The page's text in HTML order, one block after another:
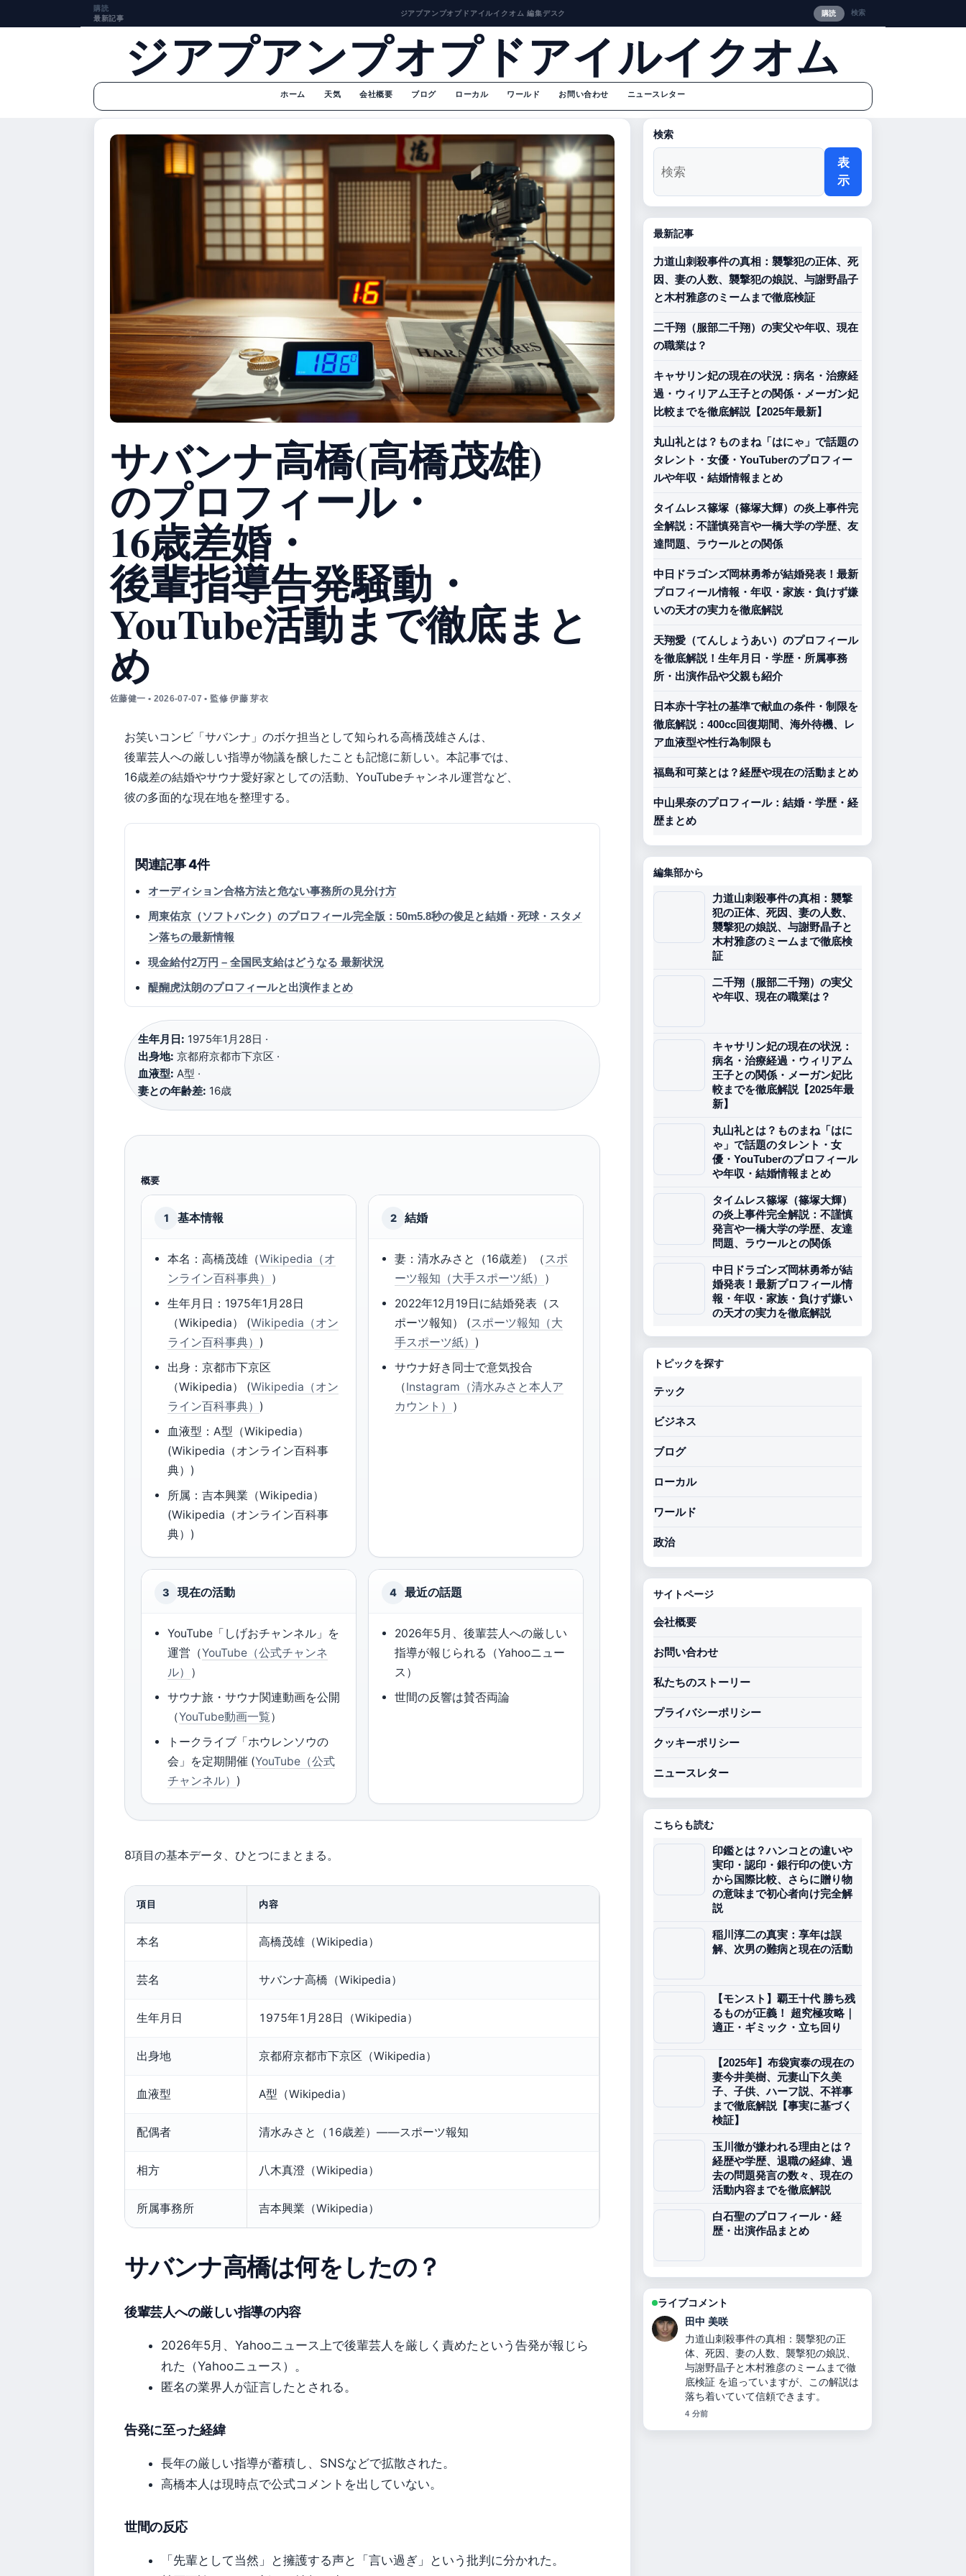
購読
最新記事
ジアプアンプオプドアイルイクオム 編集デスク 購読 検索
ジアプアンプオプドアイルイクオム
ホーム 天気 会社概要 ブログ ローカル ワールド お問い合わせ ニュースレター
サバンナ高橋(高橋茂雄)
のプロフィール・
16歳差婚・
後輩指導告発騒動・
YouTube活動まで徹底まと
め
佐藤健一 • 2026-07-07 • 監修 伊藤 芽衣
お笑いコンビ「サバンナ」のボケ担当として知られる高橋茂雄さんは、
後輩芸人への厳しい指導が物議を醸したことも記憶に新しい。本記事では、
16歳差の結婚やサウナ愛好家としての活動、YouTubeチャンネル運営など、
彼の多面的な現在地を整理する。
関連記事 4件
オーディション合格方法と危ない事務所の見分け方
周東佑京（ソフトバンク）のプロフィール完全版：50m5.8秒の俊足と結婚・死球・スタメ
ン落ちの最新情報
現金給付2万円 – 全国民支給はどうなる 最新状況
醍醐虎汰朗のプロフィールと出演作まとめ
生年月日: 1975年1月28日 ·
出身地: 京都府京都市下京区 ·
血液型: A型 ·
妻との年齢差: 16歳
概要
1 基本情報
本名：高橋茂雄（Wikipedia（オ
ンライン百科事典） ）
生年月日：1975年1月28日
（Wikipedia） (Wikipedia（オン
ライン百科事典） )
出身：京都市下京区
（Wikipedia） (Wikipedia（オン
ライン百科事典） )
血液型：A型（Wikipedia）
(Wikipedia（オンライン百科事
典）)
所属：吉本興業（Wikipedia）
(Wikipedia（オンライン百科事
典）)
2 結婚
妻：清水みさと（16歳差）（スポ
ーツ報知（大手スポーツ紙） ）
2022年12月19日に結婚発表（ス
ポーツ報知） (スポーツ報知（大
手スポーツ紙） )
サウナ好き同士で意気投合
（Instagram（清水みさと本人ア
カウント） ）
3 現在の活動
YouTube「しげおチャンネル」を
運営（YouTube（公式チャンネ
ル） ）
サウナ旅・サウナ関連動画を公開
（YouTube動画一覧）
トークライブ「ホウレンソウの
会」を定期開催 (YouTube（公式
チャンネル） )
4 最近の話題
2026年5月、後輩芸人への厳しい
指導が報じられる（Yahooニュー
ス）
世間の反響は賛否両論
8項目の基本データ、ひとつにまとまる。
項目 内容
本名 高橋茂雄（Wikipedia）
芸名 サバンナ高橋（Wikipedia）
生年月日 1975年1月28日（Wikipedia）
出身地 京都府京都市下京区（Wikipedia）
血液型 A型（Wikipedia）
配偶者 清水みさと（16歳差）——スポーツ報知
相方 八木真澄（Wikipedia）
所属事務所 吉本興業（Wikipedia）
サバンナ高橋は何をしたの？
後輩芸人への厳しい指導の内容
2026年5月、Yahooニュース上で後輩芸人を厳しく責めたという告発が報じら
れた（Yahooニュース）。
匿名の業界人が証言したとされる。
告発に至った経緯
長年の厳しい指導が蓄積し、SNSなどで拡散された。
高橋本人は現時点で公式コメントを出していない。
世間の反応
「先輩として当然」と擁護する声と「言い過ぎ」という批判に分かれた。
検索
表
示
最新記事
力道山刺殺事件の真相：襲撃犯の正体、死
因、妻の人数、襲撃犯の娘説、与謝野晶子
と木村雅彦のミームまで徹底検証
二千翔（服部二千翔）の実父や年収、現在
の職業は？
キャサリン妃の現在の状況：病名・治療経
過・ウィリアム王子との関係・メーガン妃
比較までを徹底解説【2025年最新】
丸山礼とは？ものまね「はにゃ」で話題の
タレント・女優・YouTuberのプロフィー
ルや年収・結婚情報まとめ
タイムレス篠塚（篠塚大輝）の炎上事件完
全解説：不謹慎発言や一橋大学の学歴、友
達問題、ラウールとの関係
中日ドラゴンズ岡林勇希が結婚発表！最新
プロフィール情報・年収・家族・負けず嫌
いの天才の実力を徹底解説
天翔愛（てんしょうあい）のプロフィール
を徹底解説！生年月日・学歴・所属事務
所・出演作品や父親も紹介
日本赤十字社の基準で献血の条件・制限を
徹底解説：400cc回復期間、海外待機、レ
ア血液型や性行為制限も
福島和可菜とは？経歴や現在の活動まとめ
中山果奈のプロフィール：結婚・学歴・経
歴まとめ
編集部から
力道山刺殺事件の真相：襲撃
犯の正体、死因、妻の人数、
襲撃犯の娘説、与謝野晶子と
木村雅彦のミームまで徹底検
証
二千翔（服部二千翔）の実父
や年収、現在の職業は？
キャサリン妃の現在の状況：
病名・治療経過・ウィリアム
王子との関係・メーガン妃比
較までを徹底解説【2025年最
新】
丸山礼とは？ものまね「はに
ゃ」で話題のタレント・女
優・YouTuberのプロフィール
や年収・結婚情報まとめ
タイムレス篠塚（篠塚大輝）
の炎上事件完全解説：不謹慎
発言や一橋大学の学歴、友達
問題、ラウールとの関係
中日ドラゴンズ岡林勇希が結
婚発表！最新プロフィール情
報・年収・家族・負けず嫌い
の天才の実力を徹底解説
トピックを探す
テック
ビジネス
ブログ
ローカル
ワールド
政治
サイトページ
会社概要
お問い合わせ
私たちのストーリー
プライバシーポリシー
クッキーポリシー
ニュースレター
こちらも読む
印鑑とは？ハンコとの違いや
実印・認印・銀行印の使い方
から国際比較、さらに贈り物
の意味まで初心者向け完全解
説
稲川淳二の真実：享年は誤
解、次男の難病と現在の活動
【モンスト】覇王十代 勝ち残
るものが正義！ 超究極攻略｜
適正・ギミック・立ち回り
【2025年】布袋寅泰の現在の
妻今井美樹、元妻山下久美
子、子供、ハーフ説、不祥事
まで徹底解説【事実に基づく
検証】
玉川徹が嫌われる理由とは？
経歴や学歴、退職の経緯、過
去の問題発言の数々、現在の
活動内容までを徹底解説
白石聖のプロフィール・経
歴・出演作品まとめ
ライブコメント
中村 悠斗
二千翔（服部二千翔）の実父や年収、
現在の職業は？ の背景説明が助かりま
す。ライブ更新を続けてください。
6 分前